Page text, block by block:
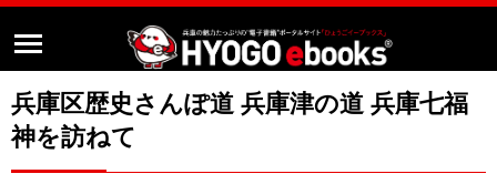
兵庫区歴史さんぽ道 兵庫津の道 兵庫七福
神を訪ねて